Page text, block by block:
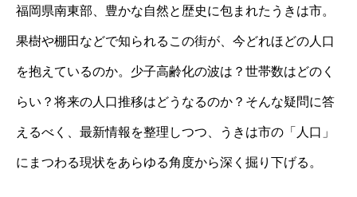
福岡県南東部、豊かな自然と歴史に包まれたうきは市。
果樹や棚田などで知られるこの街が、今どれほどの人口
を抱えているのか。少子高齢化の波は？世帯数はどのく
らい？将来の人口推移はどうなるのか？そんな疑問に答
えるべく、最新情報を整理しつつ、うきは市の「人口」
にまつわる現状をあらゆる角度から深く掘り下げる。